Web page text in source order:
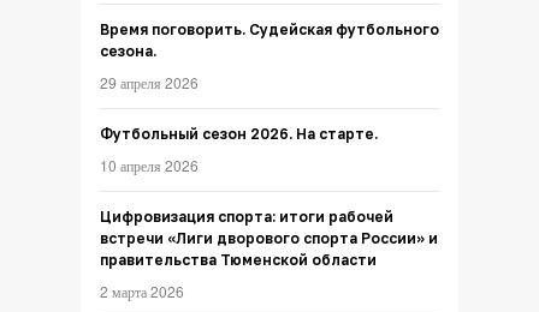
Время поговорить. Судейская футбольного
сезона.
29 апреля 2026
Футбольный сезон 2026. На старте.
10 апреля 2026
Цифровизация спорта: итоги рабочей
встречи «Лиги дворового спорта России» и
правительства Тюменской области
2 марта 2026